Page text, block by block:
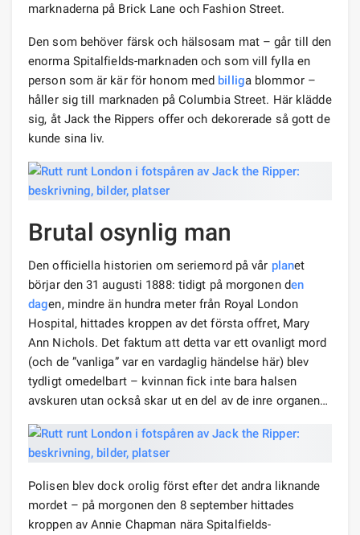
marknaderna på Brick Lane och Fashion Street.
Den som behöver färsk och hälsosam mat – går till den
enorma Spitalfields-marknaden och som vill fylla en
person som är kär för honom med billiga blommor –
håller sig till marknaden på Columbia Street. Här klädde
sig, åt Jack the Rippers offer och dekorerade så gott de
kunde sina liv.
Brutal osynlig man
Den officiella historien om seriemord på vår planet
börjar den 31 augusti 1888: tidigt på morgonen den
dagen, mindre än hundra meter från Royal London
Hospital, hittades kroppen av det första offret, Mary
Ann Nichols. Det faktum att detta var ett ovanligt mord
(och de ”vanliga” var en vardaglig händelse här) blev
tydligt omedelbart – kvinnan fick inte bara halsen
avskuren utan också skar ut en del av de inre organen…
Polisen blev dock orolig först efter det andra liknande
mordet – på morgonen den 8 september hittades
kroppen av Annie Chapman nära Spitalfields-